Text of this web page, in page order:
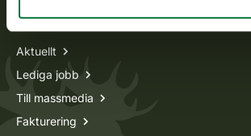
Information om oss
Aktuellt
Lediga jobb
Till massmedia
Fakturering